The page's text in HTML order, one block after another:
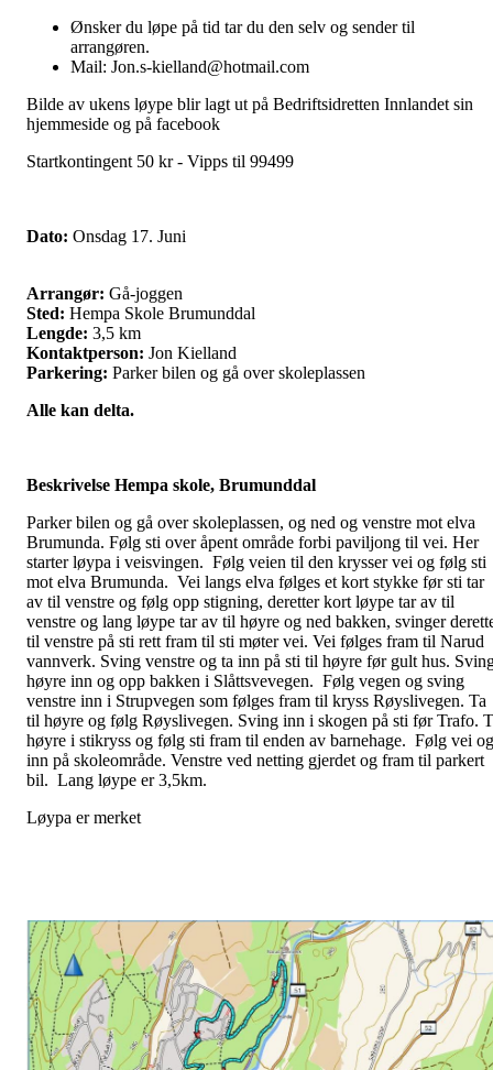
Ønsker du løpe på tid tar du den selv og sender til
arrangøren.
Mail: Jon.s-kielland@hotmail.com
Bilde av ukens løype blir lagt ut på Bedriftsidretten Innlandet sin
hjemmeside og på facebook
Startkontingent 50 kr - Vipps til 99499
Dato: Onsdag 17. Juni
Arrangør: Gå-joggen
Sted: Hempa Skole Brumunddal
Lengde: 3,5 km
Kontaktperson: Jon Kielland
Parkering: Parker bilen og gå over skoleplassen
Alle kan delta.
Beskrivelse Hempa skole, Brumunddal
Parker bilen og gå over skoleplassen, og ned og venstre mot elva
Brumunda. Følg sti over åpent område forbi paviljong til vei. Her
starter løypa i veisvingen. Følg veien til den krysser vei og følg sti
mot elva Brumunda. Vei langs elva følges et kort stykke før sti tar
av til venstre og følg opp stigning, deretter kort løype tar av til
venstre og lang løype tar av til høyre og ned bakken, svinger
til venstre på sti rett fram til sti møter vei. Vei følges fram til Narud
vannverk. Sving venstre og ta inn på sti til høyre før gult hus.
høyre inn og opp bakken i Slåttsvevegen. Følg vegen og sving
venstre inn i Strupvegen som følges fram til kryss Røyslivegen. Ta
til høyre og følg Røyslivegen. Sving inn i skogen på sti før Trafo.
høyre i stikryss og følg sti fram til enden av barnehage. Følg vei og
inn på skoleområde. Venstre ved netting gjerdet og fram til parkert
bil. Lang løype er 3,5km.
Løypa er merket